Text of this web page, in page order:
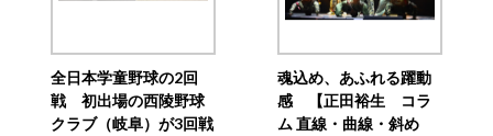
全日本学童野球の2回
戦 初出場の西陵野球
クラブ（岐阜）が3回戦
魂込め、あふれる躍動
感 【正田裕生 コラ
ム 直線・曲線・斜め